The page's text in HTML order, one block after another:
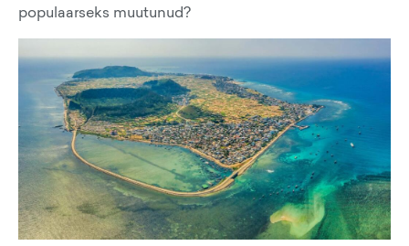
populaarseks muutunud?